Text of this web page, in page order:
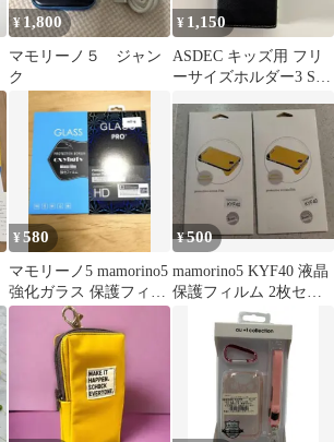
¥1,800
マモリーノ５ ジャン
ク
¥ 1,150
ASDEC キッズ用 フリ
ーサイズホルダー3 SH-
ク
¥580
マモリーノ5 mamorino5
強化ガラス 保護フィル
ム 2枚セット
¥500
mamorino5 KYF40 液晶
保護フィルム 2枚セッ